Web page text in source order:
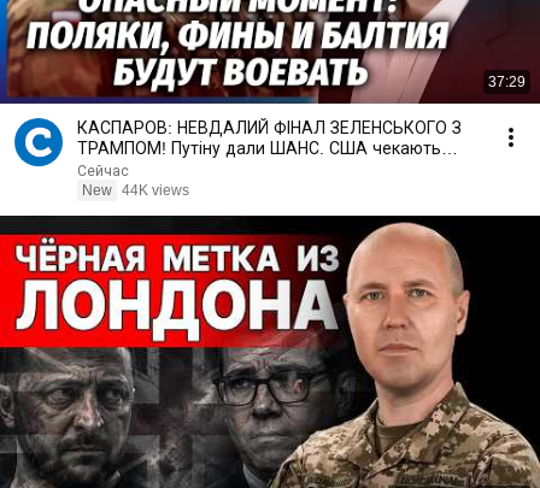
37:29
КАСПАРОВ: НЕВДАЛИЙ ФІНАЛ ЗЕЛЕНСЬКОГО З
ТРАМПОМ! Путіну дали ШАНС. США чекають
мить ДОТИСНУТИ УКРАЇНУ
Сейчас
New 44K views